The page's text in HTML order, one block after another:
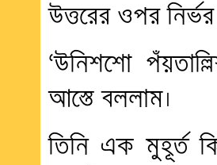
উত্তরের ওপর
‘উনিশশো
আস্তে বললাম।
তিনি এক মুহূর্ত